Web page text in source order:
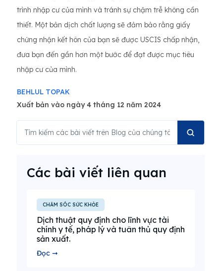
trình nhập cư của mình và tránh sự chậm trễ không cần
thiết. Một bản dịch chất lượng sẽ đảm bảo rằng giấy
chứng nhận kết hôn của bạn sẽ được USCIS chấp nhận,
đưa bạn đến gần hơn một bước để đạt được mục tiêu
nhập cư của mình.
BEHLUL TOPAK
Xuất bản vào ngày 4 tháng 12 năm 2024
Các bài viết liên quan
CHĂM SÓC SỨC KHỎE
Dịch thuật quy định cho lĩnh vực tài
chính y tế, pháp lý và tuân thủ quy định
sản xuất.
Đọc ➞